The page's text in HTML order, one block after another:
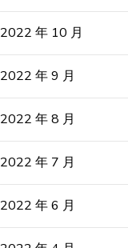
2022 年 10 月
2022 年 9 月
2022 年 8 月
2022 年 7 月
2022 年 6 月